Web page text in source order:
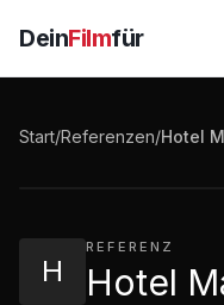
DeinFilmfür
Start/Referenzen/Hotel
H
REFERENZ
Hotel
Hotel